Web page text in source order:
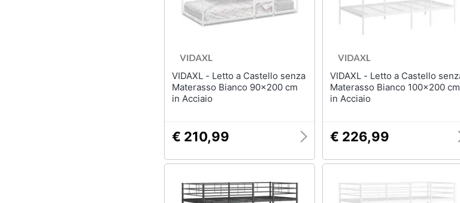
VIDAXL - Letto a Castello senza
Materasso Bianco 90x200 cm
in Acciaio
€ 210,99
VIDAXL - Letto a Castello senza
Materasso Bianco 100x200 cm
in Acciaio
€ 226,99